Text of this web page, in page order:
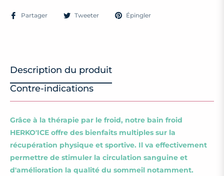
Partager Tweeter Épingler
Description du produit
Contre-indications
Grâce à la thérapie par le froid, notre bain froid
HERKO'ICE offre des bienfaits multiples sur la
récupération physique et sportive. Il va effectivement
permettre de stimuler la circulation sanguine et
d'amélioration la qualité du sommeil notamment.